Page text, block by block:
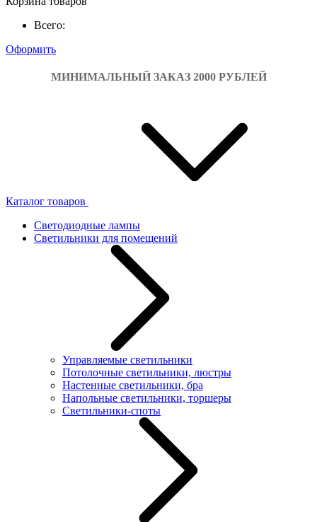
Всего:
Оформить
МИНИМАЛЬНЫЙ ЗАКАЗ 2000 РУБЛЕЙ
Каталог товаров
Светодиодные лампы
Светильники для помещений
Управляемые светильники
Потолочные светильники, люстры
Настенные светильники, бра
Напольные светильники, торшеры
Светильники-споты